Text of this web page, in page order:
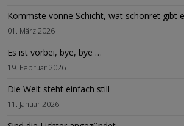
Kommste vonne Schicht, wat schönret gibt
01. März 2026
Es ist vorbei, bye, bye …
19. Februar 2026
Die Welt steht einfach still
11. Januar 2026